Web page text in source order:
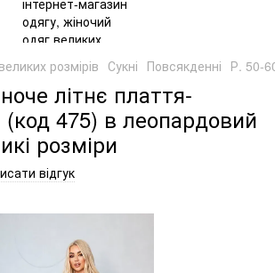
розмірів Сукні Повсякденні Р. 50-
літнє плаття-
(код 475) в леопардовий
розміри
відгук